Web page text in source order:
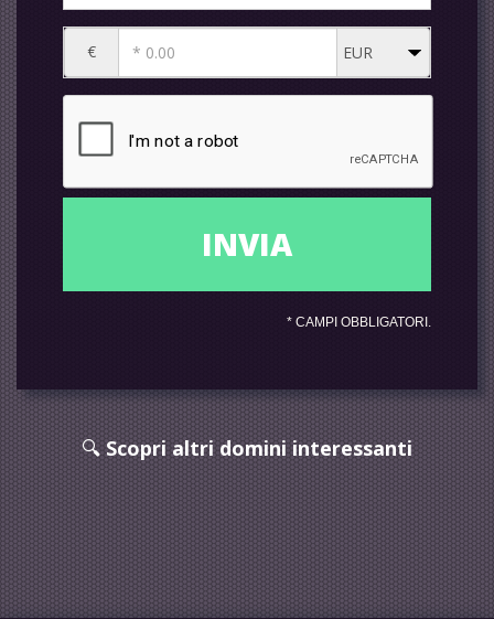
€
* CAMPI OBBLIGATORI.
🔍Scopri altri domini interessanti